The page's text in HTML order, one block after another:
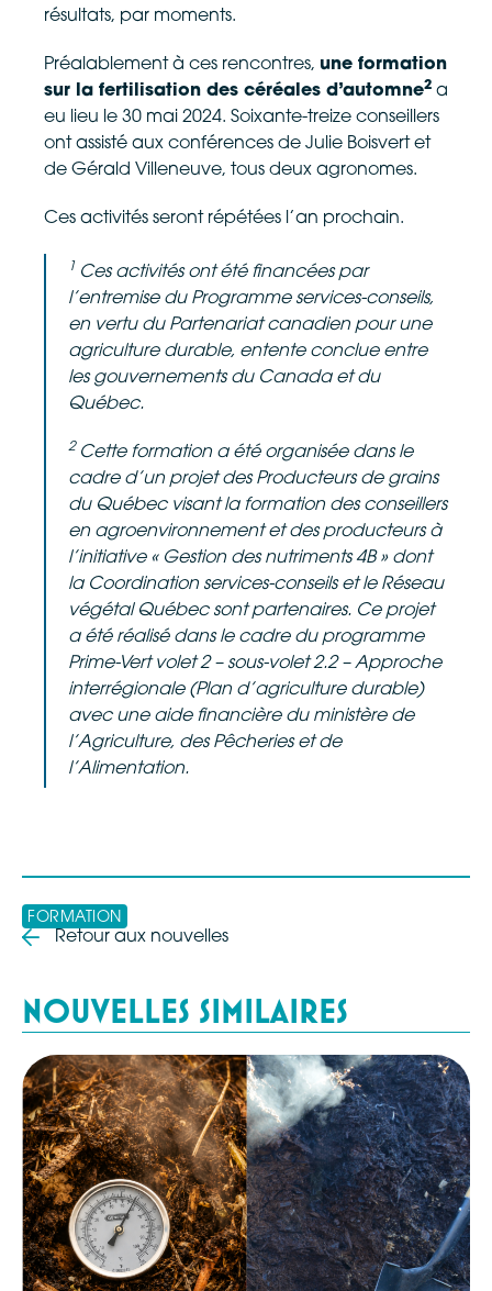
résultats, par moments.
Préalablement à ces rencontres, une formation
sur la fertilisation des céréales d’automne2 a
eu lieu le 30 mai 2024. Soixante-treize conseillers
ont assisté aux conférences de Julie Boisvert et
de Gérald Villeneuve, tous deux agronomes.
Ces activités seront répétées l’an prochain.
1 Ces activités ont été financées par
l’entremise du Programme services-conseils,
en vertu du Partenariat canadien pour une
agriculture durable, entente conclue entre
les gouvernements du Canada et du
Québec.
2 Cette formation a été organisée dans le
cadre d’un projet des Producteurs de grains
du Québec visant la formation des conseillers
en agroenvironnement et des producteurs à
l’initiative « Gestion des nutriments 4B » dont
la Coordination services-conseils et le Réseau
végétal Québec sont partenaires. Ce projet
a été réalisé dans le cadre du programme
Prime-Vert volet 2 – sous-volet 2.2 – Approche
interrégionale (Plan d’agriculture durable)
avec une aide financière du ministère de
l’Agriculture, des Pêcheries et de
l’Alimentation.
Retour aux nouvelles
FORMATION
NOUVELLES SIMILAIRES